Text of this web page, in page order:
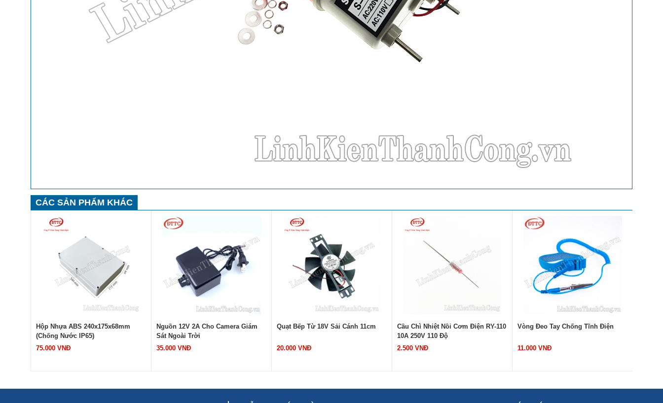
CÁC SẢN PHẨM KHÁC
Hộp Nhựa ABS 240x175x68mm
(Chống Nước IP65)
75.000 VNĐ
Nguồn 12V 2A Cho Camera Giám
Sát Ngoài Trời
35.000 VNĐ
Quạt Bếp Từ 18V Sải Cánh 11cm
20.000 VNĐ
Cầu Chì Nhiệt Nồi Cơm Điện RY-110
10A 250V 110 Độ
2.500 VNĐ
Vòng Đeo Tay Chống Tĩnh Điện
11.000 VNĐ